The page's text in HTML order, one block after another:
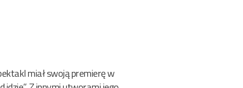
miał swoją premierę w